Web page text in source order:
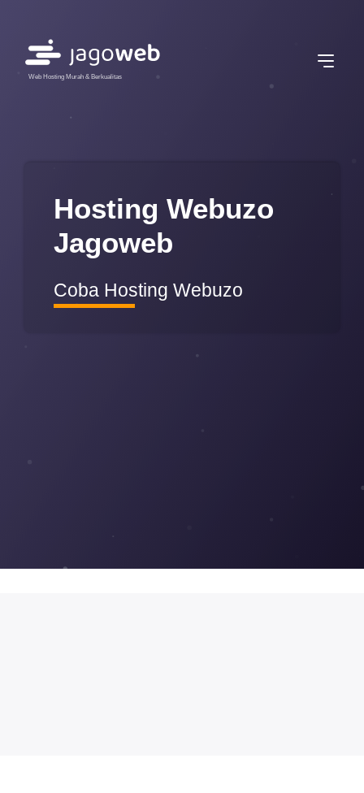
Web Hosting Murah & Berkualitas
Hosting Webuzo
Jagoweb
Coba Hosting Webuzo